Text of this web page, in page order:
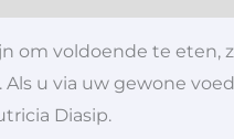
om voldoende te eten,
Als u via uw gewone
Diasip.